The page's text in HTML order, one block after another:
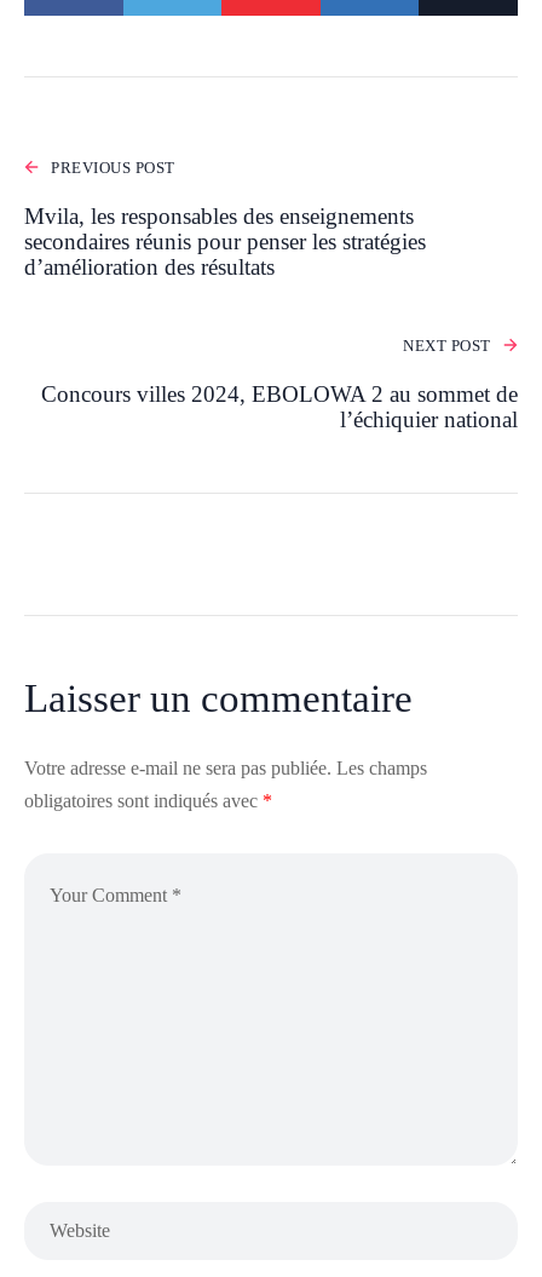
PREVIOUS POST
Mvila, les responsables des enseignements
secondaires réunis pour penser les stratégies
d’amélioration des résultats
NEXT POST
Concours villes 2024, EBOLOWA 2 au sommet de
l’échiquier national
Laisser un commentaire
Votre adresse e-mail ne sera pas publiée. Les champs
obligatoires sont indiqués avec *